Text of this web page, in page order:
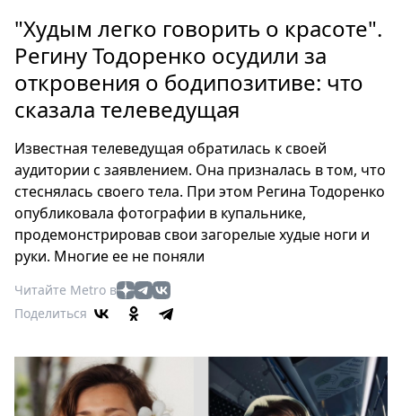
Россия
Мир
Здоровье
Еда
Мода
Театр
Кино
Афиша
Книги
Выставки
Пресс-
О
Metro
Стримы
"Худым легко говорить о красоте".
Регину Тодоренко осудили за
откровения о бодипозитиве: что
сказала телеведущая
Известная телеведущая обратилась к своей
аудитории с заявлением. Она призналась в том, что
стеснялась своего тела. При этом Регина Тодоренко
опубликовала фотографии в купальнике,
продемонстрировав свои загорелые худые ноги и
руки. Многие ее не поняли
Читайте Metro в
Поделиться